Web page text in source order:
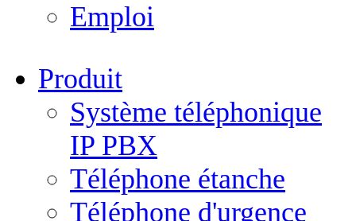
Emploi
Produit
Système téléphonique
IP PBX
Téléphone étanche
Téléphone d'urgence